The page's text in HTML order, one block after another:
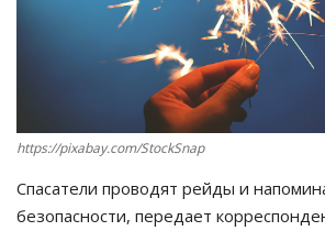
РАЗВЛЕЧЕНИЯ
https://pixabay.com/StockSnap
Спасатели проводят рейды и
безопасности, передает